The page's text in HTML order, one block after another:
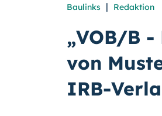
Baulinks | Redaktion
„VOB/B
von
IRB-